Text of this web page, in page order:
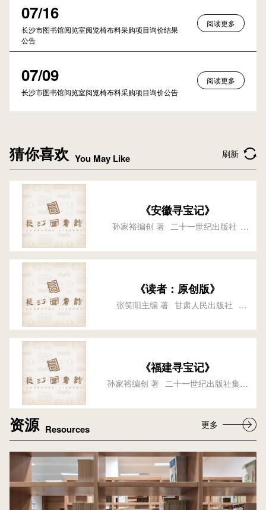
07/16
长沙市图书馆阅览室阅览椅布料采购项目询价结果
公告
阅读更多
07/09
长沙市图书馆阅览室阅览椅布料采购项目询价公告
阅读更多
猜你喜欢 You May Like 刷新
《安徽寻宝记》
孙家裕编创 著 二十一世纪出版社
2018
《读者：原创版》
张笑阳主编 著 甘肃人民出版社
2004-
《福建寻宝记》
孙家裕编创 著 二十一世纪出版社集团
有限公司 2018
资源 Resources 更多